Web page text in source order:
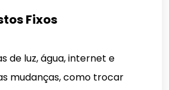
Fixos
de luz, água, internet e
mudanças, como trocar